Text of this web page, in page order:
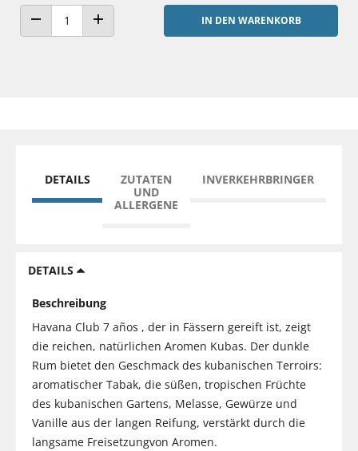
ANZAHL VERRINGERNANZAHL ERHÖHEN
IN DEN WARENKORB
DETAILS
ZUTATEN
UND
ALLERGENE
INVERKEHRBRINGER
DETAILS
Beschreibung
Havana Club 7 años , der in Fässern gereift ist, zeigt
die reichen, natürlichen Aromen Kubas. Der dunkle
Rum bietet den Geschmack des kubanischen Terroirs:
aromatischer Tabak, die süßen, tropischen Früchte
des kubanischen Gartens, Melasse, Gewürze und
Vanille aus der langen Reifung, verstärkt durch die
langsame Freisetzungvon Aromen.